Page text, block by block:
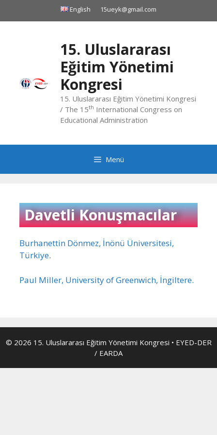
English 15ueyk@gmail.com
15. Uluslararası
Eğitim Yönetimi
Kongresi
15. Uluslararası Eğitim Yönetimi Kongresi
/ The 15th International Congress on
Educational Administration
Menü
Davetli Konuşmacılar
Burhanettin Dönmez, İnönü Üniversitesi,
Türkiye.
Paul Miller, University of Greenwich, İngiltere.
© 2026 15. Uluslararası Eğitim Yönetimi Kongresi • EYED-DER
/ EARDA